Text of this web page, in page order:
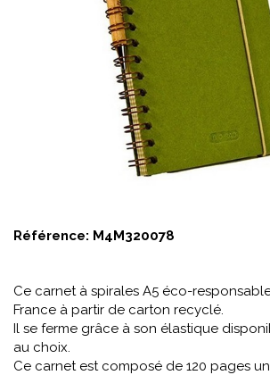
Référence: M4M320078
Ce carnet à spirales A5 éco-
France à partir de carton recyclé.
Il se ferme grâce à son élastique
au choix.
Ce carnet est composé de 120 pages